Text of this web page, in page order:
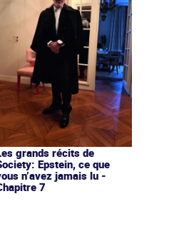
grands récits de
Epstein, ce que
n’avez jamais lu -
7